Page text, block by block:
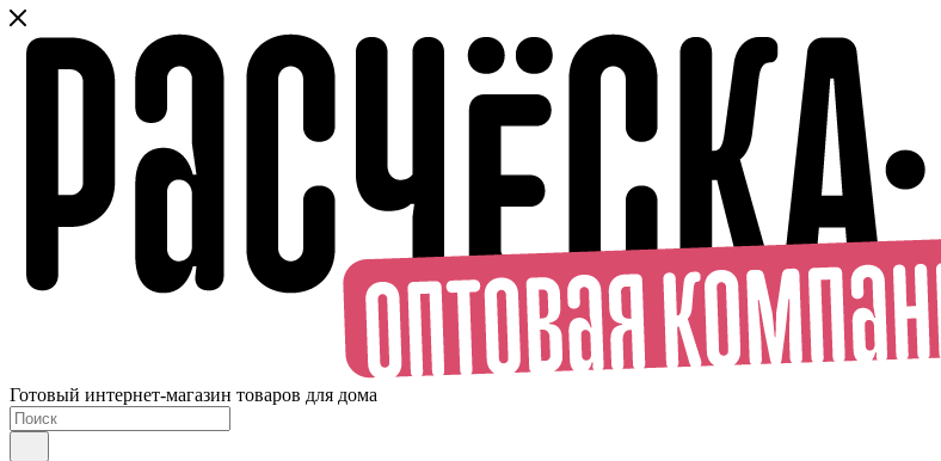
Готовый интернет-магазин товаров для дома